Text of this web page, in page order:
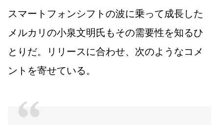
スマートフォンシフトの波に乗って成長した
メルカリの小泉文明氏もその需要性を知るひ
とりだ。リリースに合わせ、次のようなコメ
ントを寄せている。